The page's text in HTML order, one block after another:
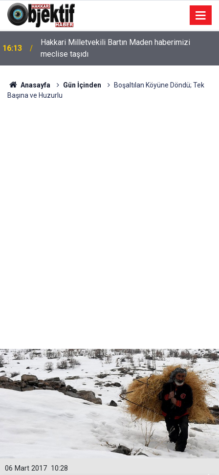
16:13
Hakkari Milletvekili Bartın Maden haberimizi
meclise taşıdı
Anasayfa Gün İçinden
Boşaltılan Köyüne Döndü; Tek
Başına ve Huzurlu
10:28
06 Mart 2017